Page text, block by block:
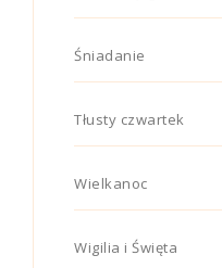
Śniadanie
Tłusty czwartek
Wielkanoc
Wigilia i Święta